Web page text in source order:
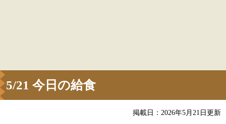
5/21 今日の給食
掲載日：2026年5月21日更新